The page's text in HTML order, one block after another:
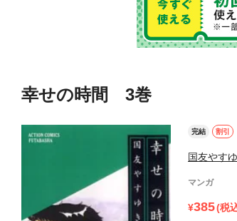
幸せの時間 3巻
完結 割引
国友やす
マンガ
385(税